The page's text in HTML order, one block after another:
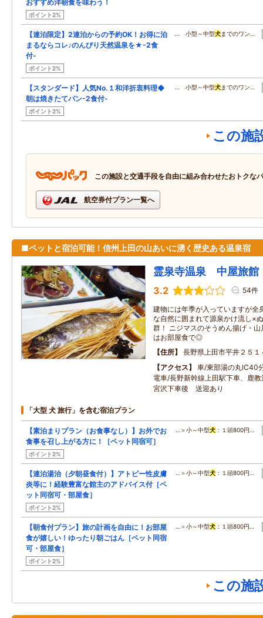
おすすめ洋朝食を味わう！
ポイント2%
【連泊限定】2連泊からの予約OK！お得に泊
まるならコレ♪のんびり天然温泉を★-2食
付-
ポイント2%
… 小型～中型犬までのワン…
【スタンダード】人気No.１和洋折衷料理◆
朝は焼きたてパン-2食付-
ポイント2%
… 小型～中型犬までのワン…
この施
この施設と交通手段を自由に組み合わせたおトクな
航空券付プラン一覧へ
■ペットと宿泊可能！信州上田の山あいに湧く歴史ある温泉宿
霊泉寺温泉 中屋旅館
3.2 54件
建物には年季が入っていますが全
な自然に囲まれて源泉かけ流し×
群！ ニジマスのそうめん揚げ・
はお部屋食で◎
住所
長野県上田市平井２５１
アクセス
車/東部湯の丸
電車/長野新幹線上田駅下車、鹿
宮沢下車後 送迎あり
「大型 犬 旅行」を含む宿泊プラン
【素泊まりプラン（お食事なし）】お外でお
食事を召し上がる方に！［ペット同宿可］
ポイント2%
…＞小～中型犬 ：１頭800円…
【連泊湯治（夕朝昼食付）】アトピー性皮膚
炎等に！経験豊富な館主のアドバイス付［ペ
ット同宿可・部屋食］
ポイント2%
…＞小～中型犬 ：１頭800円…
【朝食付プラン】旅の計画を自由に！お部屋
食が嬉しい！ゆったり朝ごはん［ペット同宿
可・部屋食］
ポイント2%
…＞小～中型犬 ：１頭800円…
この施